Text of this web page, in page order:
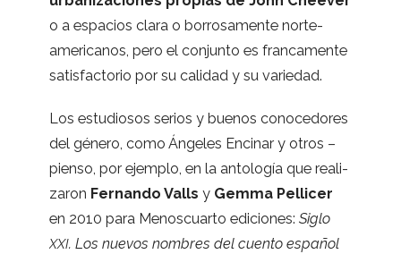
o a espa­cios clara o borro­sa­mente nor­te­
ame­ri­ca­nos, pero el con­junto es fran­ca­mente
satis­fac­to­rio por su cali­dad y su variedad.
Los estu­dio­sos serios y bue­nos cono­ce­do­res
del género, como Ánge­les Enci­nar y otros –
pienso, por ejem­plo, en la anto­lo­gía que rea­li­
za­ron Fer­nando Valls y Gemma Pelli­cer
en 2010 para Menos­cuarto edi­cio­nes: Siglo
XXI. Los nue­vos nom­bres del cuento espa­ñol